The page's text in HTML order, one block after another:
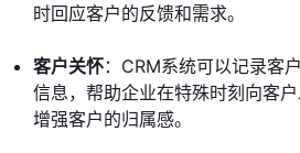
时回应客户的反馈和需求。
客户关怀：CRM系统可以记录客
信息，帮助企业在特殊时刻向客户
增强客户的归属感。